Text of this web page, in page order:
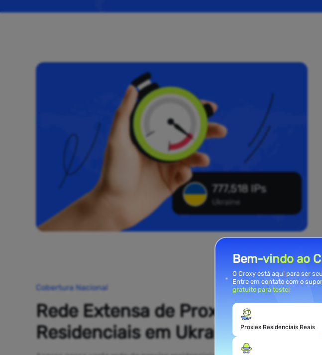
777,518 IPs
Ukraine
Cobertura Nacional
Rede Extensa de Proxies
Residenciais em Ukraine
Bem-vindo ao
O Croxy está aqui para ser
Entre em contato com o
gratuito para teste!
Proxies Residenciais Reais